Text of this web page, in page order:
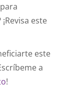
este
este
a
!